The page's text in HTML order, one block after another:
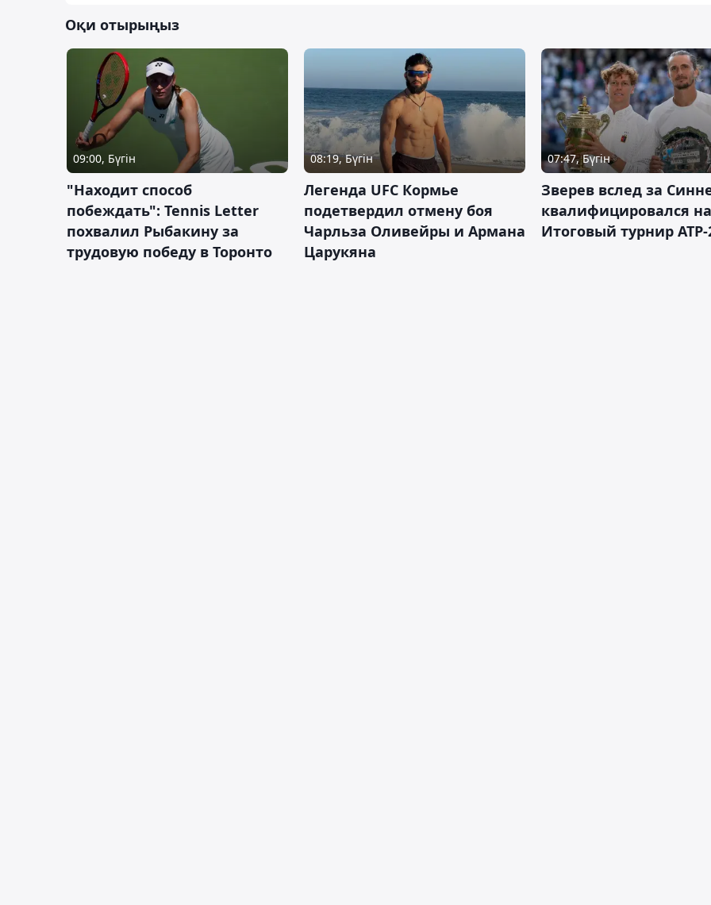
Оқи отырыңыз
09:00, Бүгін
"Находит способ
побеждать": Tennis Letter
похвалил Рыбакину за
трудовую победу в Торонто
08:19, Бүгін
Легенда UFC Кормье
подетвердил отмену боя
Чарльза Оливейры и Армана
Царукяна
07:47, Бүгін
Зверев вслед за
квалифицировался на
Итоговый турнир ATP-